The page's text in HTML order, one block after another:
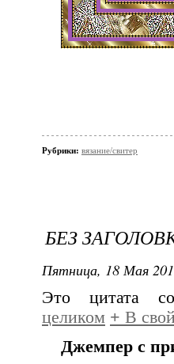
Рубрики: вязание/свитер
БЕЗ
Пятница, 18 Мая
Это цитата
целиком + В
Джемпер с